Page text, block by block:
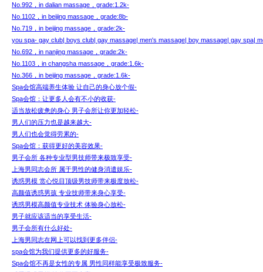
No.992，in dalian massage，grade:1.2k-
No.1102，in beijing massage，grade:8b-
No.719，in beijing massage，grade:2k-
you spa- gay club| boys club| gay massage| men's massage| boy massage| gay spa|
No.692，in nanjing massage，grade:2k-
No.1103，in changsha massage，grade:1.6k-
No.366，in beijing massage，grade:1.6k-
Spa会馆高端养生体验 让自己的身心放个假-
Spa会馆：让更多人会有不小的收获-
适当放松疲惫的身心 男子会所让你更加轻松-
男人们的压力也是越来越大-
男人们也会觉得劳累的-
Spa会馆：获得更好的美容效果-
男子会所 各种专业型男技师带来极致享受-
上海男同志会所 属于男性的健身消遣娱乐-
诱惑男模 赏心悦目顶级男技师带来极度放松-
高颜值诱惑男孩 专业技师带来身心享受-
诱惑男模高颜值专业技术 体验身心放松-
男子就应该适当的享受生活-
男子会所有什么好处-
上海男同志在网上可以找到更多伴侣-
spa会馆为我们提供更多的好服务-
Spa会馆不再是女性的专属 男性同样能享受极致服务-